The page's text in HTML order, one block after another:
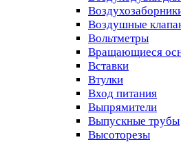
Воздушные
Вольтметры
Вращающиеся
Вставки
Втулки
Вход питания
Выпрямители
Выпускные трубы
Высоторезы